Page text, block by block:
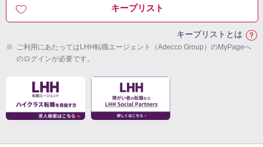
キープリスト
キープリストとは
※ ご利用にあたってはLHH転職エージェント（Adecco Group）のMyPageへ
のログインが必要です。